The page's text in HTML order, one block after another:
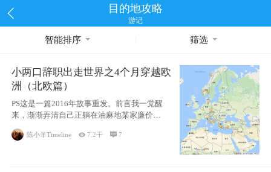
目的地攻略
游记
智能排序 筛选
小两口辞职出走世界之4个月穿越欧
洲（北欧篇）
PS这是一篇2016年故事重发。前言我一觉醒
来，渐渐弄清自己正躺在油麻地某家廉价宾
馆
陈小羊Timeline 7.2千 7